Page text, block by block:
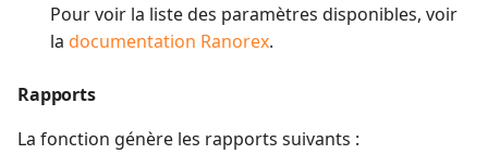
Pour voir la liste des paramètres disponibles, voir
la documentation Ranorex.
Rapports
La fonction génère les rapports suivants :